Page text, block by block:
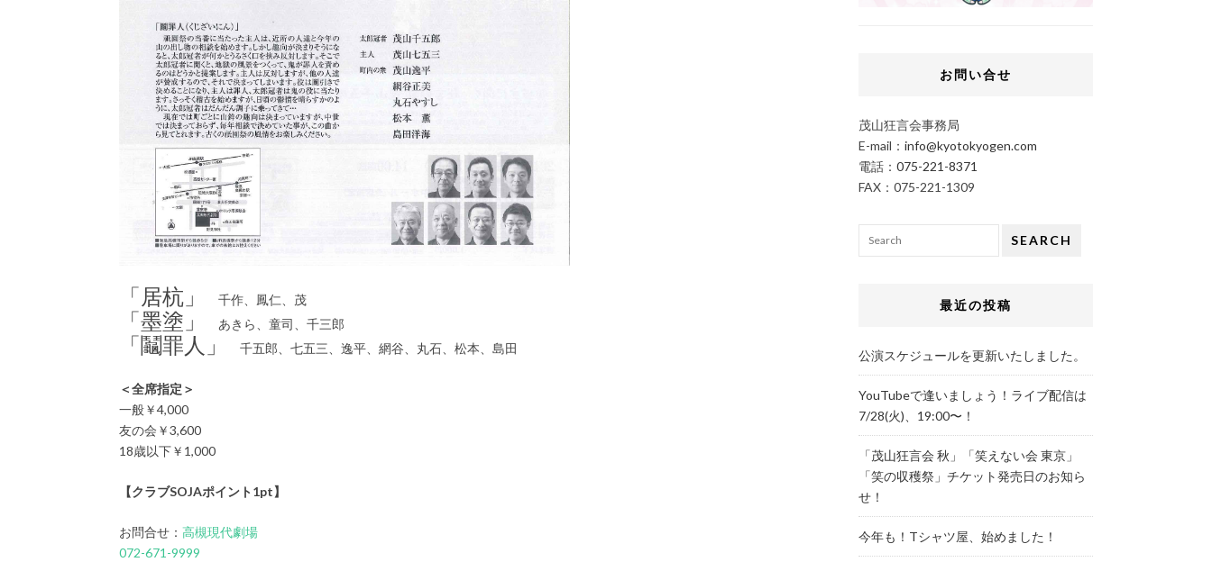
「居杭」 千作、鳳仁、茂
「墨塗」 あきら、童司、千三郎
「鬮罪人」 千五郎、七五三、逸平、網谷、丸石、松本、島田
＜全席指定＞
一般￥4,000
友の会￥3,600
18歳以下￥1,000
【クラブSOJAポイント1pt】
お問合せ： 高槻現代劇場
072-671-9999
お問い合せ
茂山狂言会事務局
E-mail： info@kyotokyogen.com
電話： 075-221-8371
FAX：075-221-1309
SEARCH
最近の投稿
公演スケジュールを更新いたしました。
YouTubeで逢いましょう！ライブ配信は
7/28(火)、19:00〜！
「茂山狂言会 秋」「笑えない会 東京」
「笑の収穫祭」チケット発売日のお知ら
せ！
今年も！Tシャツ屋、始めました！